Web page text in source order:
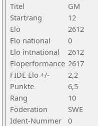
Titel
GM
Startrang
12
Elo
2612
Elo national
0
Elo intnational
2612
Eloperformance 2617
FIDE Elo +/-
2,2
Punkte
6,5
Rang
10
Föderation
SWE
Ident-Nummer
0